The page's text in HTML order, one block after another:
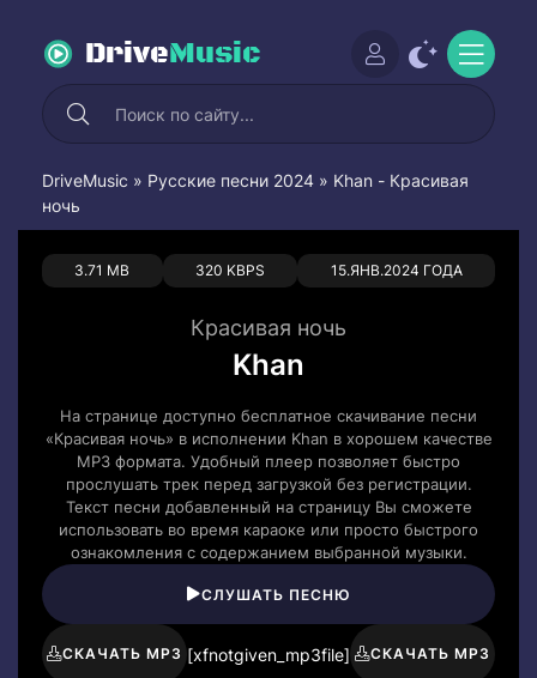
DriveMusic
DriveMusic » Русские песни 2024 » Khan - Красивая
ночь
3.71 MB 320 KBPS 15.ЯНВ.2024 ГОДА
0 0
Красивая ночь
Khan
На странице доступно бесплатное скачивание песни
«Красивая ночь» в исполнении Khan в хорошем качестве
MP3 формата. Удобный плеер позволяет быстро
прослушать трек перед загрузкой без регистрации.
Текст песни добавленный на страницу Вы сможете
использовать во время караоке или просто быстрого
ознакомления с содержанием выбранной музыки.
СЛУШАТЬ ПЕСНЮ
СКАЧАТЬ MP3 [xfnotgiven_mp3file] СКАЧАТЬ MP3